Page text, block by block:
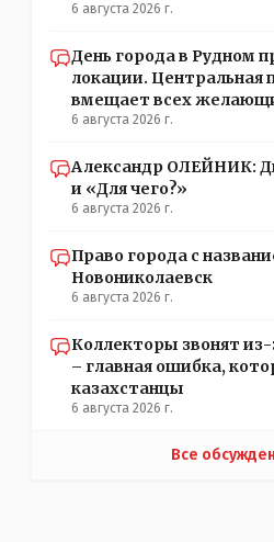
6 августа 2026 г.
День города в Рудном
локации. Центральная
вмещает всех
6 августа 2026 г.
Александр ОЛЕЙНИК:
и «Для чего?»
6 августа 2026 г.
Право города с
Новониколаевск
6 августа 2026 г.
Коллекторы звонят
– главная ошибка,
казахстанцы
6 августа 2026 г.
Все